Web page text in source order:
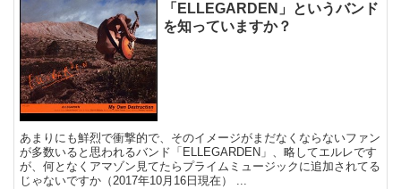
「ELLEGARDEN」というバンド
を知っていますか？
あまりにも鮮烈で衝撃的で、そのイメージがまだなくならないファン
が多数いると思われるバンド「ELLEGARDEN」、略してエルレです
が、何となくアマゾン見てたらプライムミュージックに追加されてる
じゃないですか（2017年10月16日現在） ...